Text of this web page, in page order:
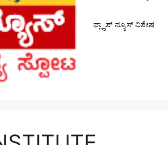
ಫ್ಲ್ಯಾಶ್ ನ್ಯೂಸ್ ವಿಶೇಷ